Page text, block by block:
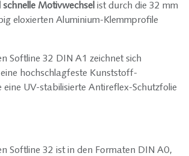
Motivwechsel ist durch die 32 mm
eloxierten Aluminium-Klemmprofile
Softline 32 DIN A1 zeichnet sich
hochschlagfeste Kunststoff-
eine UV-stabilisierte Antireflex-Schutzfolie
Softline 32 ist in den Formaten DIN A0,